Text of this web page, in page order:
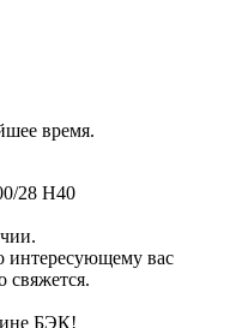
время.
28 H40
интересующему вас
свяжется.
БЭК!